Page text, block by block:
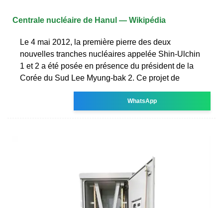
Centrale nucléaire de Hanul — Wikipédia
Le 4 mai 2012, la première pierre des deux
nouvelles tranches nucléaires appelée Shin-Ulchin
1 et 2 a été posée en présence du président de la
Corée du Sud Lee Myung-bak 2. Ce projet de
WhatsApp